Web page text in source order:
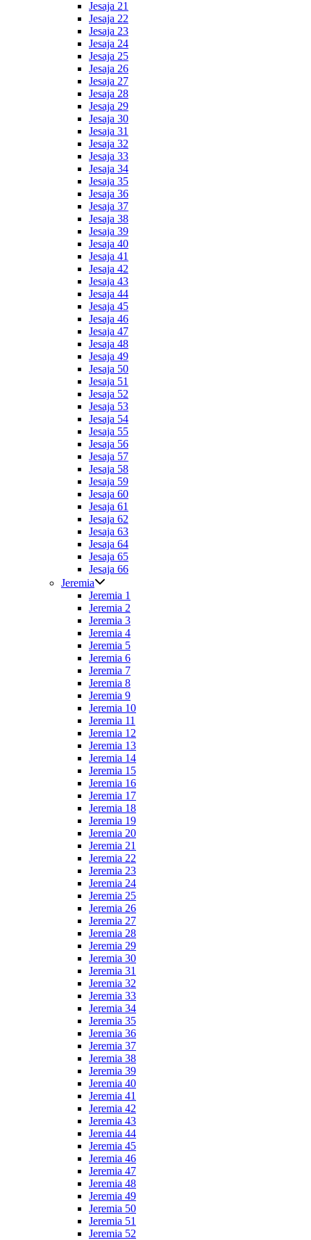
Jesaja 21
Jesaja 22
Jesaja 23
Jesaja 24
Jesaja 25
Jesaja 26
Jesaja 27
Jesaja 28
Jesaja 29
Jesaja 30
Jesaja 31
Jesaja 32
Jesaja 33
Jesaja 34
Jesaja 35
Jesaja 36
Jesaja 37
Jesaja 38
Jesaja 39
Jesaja 40
Jesaja 41
Jesaja 42
Jesaja 43
Jesaja 44
Jesaja 45
Jesaja 46
Jesaja 47
Jesaja 48
Jesaja 49
Jesaja 50
Jesaja 51
Jesaja 52
Jesaja 53
Jesaja 54
Jesaja 55
Jesaja 56
Jesaja 57
Jesaja 58
Jesaja 59
Jesaja 60
Jesaja 61
Jesaja 62
Jesaja 63
Jesaja 64
Jesaja 65
Jesaja 66
Jeremia
Jeremia 1
Jeremia 2
Jeremia 3
Jeremia 4
Jeremia 5
Jeremia 6
Jeremia 7
Jeremia 8
Jeremia 9
Jeremia 10
Jeremia 11
Jeremia 12
Jeremia 13
Jeremia 14
Jeremia 15
Jeremia 16
Jeremia 17
Jeremia 18
Jeremia 19
Jeremia 20
Jeremia 21
Jeremia 22
Jeremia 23
Jeremia 24
Jeremia 25
Jeremia 26
Jeremia 27
Jeremia 28
Jeremia 29
Jeremia 30
Jeremia 31
Jeremia 32
Jeremia 33
Jeremia 34
Jeremia 35
Jeremia 36
Jeremia 37
Jeremia 38
Jeremia 39
Jeremia 40
Jeremia 41
Jeremia 42
Jeremia 43
Jeremia 44
Jeremia 45
Jeremia 46
Jeremia 47
Jeremia 48
Jeremia 49
Jeremia 50
Jeremia 51
Jeremia 52